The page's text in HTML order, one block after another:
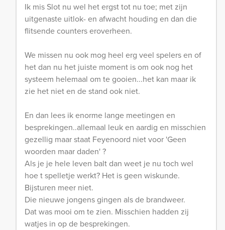
Ik mis Slot nu wel het ergst tot nu toe; met zijn
uitgenaste uitlok- en afwacht houding en dan die
flitsende counters eroverheen.
We missen nu ook mog heel erg veel spelers en of
het dan nu het juiste moment is om ook nog het
systeem helemaal om te gooien...het kan maar ik
zie het niet en de stand ook niet.
En dan lees ik enorme lange meetingen en
besprekingen..allemaal leuk en aardig en misschien
gezellig maar staat Feyenoord niet voor 'Geen
woorden maar daden' ?
Als je je hele leven balt dan weet je nu toch wel
hoe t spelletje werkt? Het is geen wiskunde.
Bijsturen meer niet.
Die nieuwe jongens gingen als de brandweer.
Dat was mooi om te zien. Misschien hadden zij
watjes in op de besprekingen.